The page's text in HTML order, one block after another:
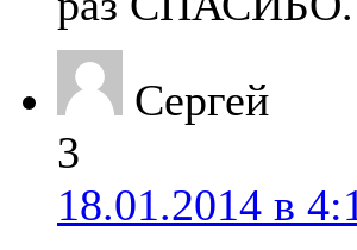
Сергей
3
18.01.2014 в